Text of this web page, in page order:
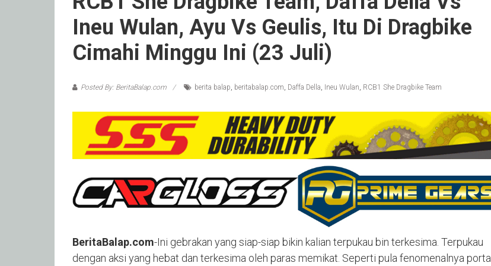
Ineu Wulan, Ayu Vs Geulis, Itu Di Dragbike
Cimahi Minggu Ini (23 Juli)
Posted By: BeritaBalap.com berita balap, beritabalap.com, Daffa Della, Ineu Wulan, RCB1 She Dragbike Team
BeritaBalap.com-Ini gebrakan yang siap-siap bikin kalian terpukau bin terkesima. Terpukau
dengan aksi yang hebat dan terkesima oleh paras memikat. Seperti pula fenomenalnya portal